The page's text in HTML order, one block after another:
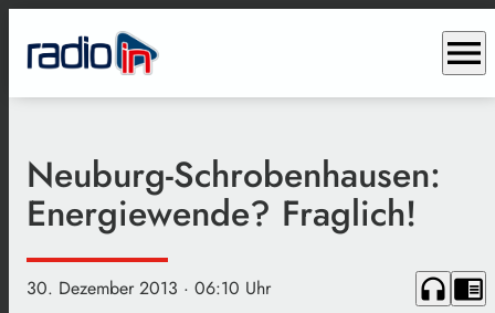
menu
Neuburg-Schrobenhausen:
Energiewende? Fraglich!
30. Dezember 2013 · 06:10 Uhr headphones chrome_reader_mode